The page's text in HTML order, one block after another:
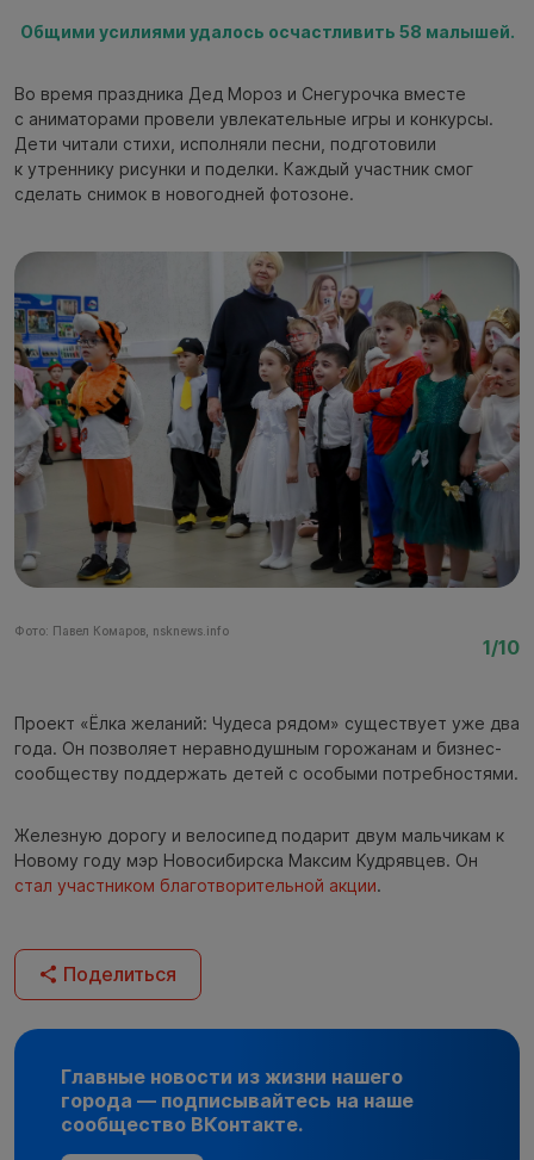
Общими усилиями удалось осчастливить 58 малышей.
Во время праздника Дед Мороз и Снегурочка вместе
с аниматорами провели увлекательные игры и конкурсы.
Дети читали стихи, исполняли песни, подготовили
к утреннику рисунки и поделки. Каждый участник смог
сделать снимок в новогодней фотозоне.
Фото: Павел Комаров, nsknews.info
1/10
Проект «Ёлка желаний: Чудеса рядом» существует уже два
года. Он позволяет неравнодушным горожанам и бизнес-
сообществу поддержать детей с особыми потребностями.
Железную дорогу и велосипед подарит двум мальчикам к
Новому году мэр Новосибирска Максим Кудрявцев. Он
стал участником благотворительной акции.
Поделиться
Главные новости из жизни нашего
города — подписывайтесь на наше
сообщество ВКонтакте.